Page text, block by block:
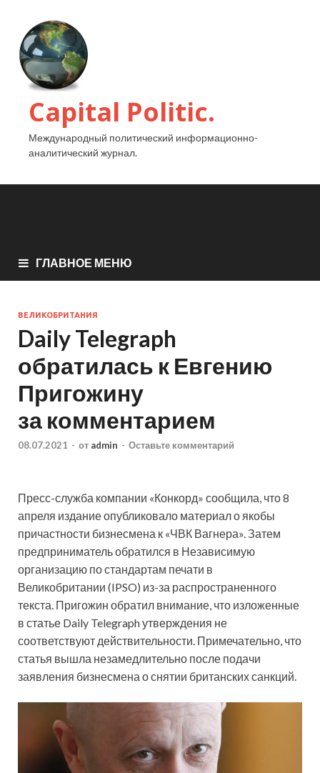
Capital Politic.
Международный политический информационно-
аналитический журнал.
ГЛАВНОЕ МЕНЮ
ВЕЛИКОБРИТАНИЯ
Daily Telegraph
обратилась к Евгению
Пригожину
за комментарием
08.07.2021 - от admin - Оставьте комментарий
Пресс-служба компании «Конкорд» сообщила, что 8
апреля издание опубликовало материал о якобы
причастности бизнесмена к «ЧВК Вагнера». Затем
предприниматель обратился в Независимую
организацию по стандартам печати в
Великобритании (IPSO) из-за распространенного
текста. Пригожин обратил внимание, что изложенные
в статье Daily Telegraph утверждения не
соответствуют действительности. Примечательно, что
статья вышла незамедлительно после подачи
заявления бизнесмена о снятии британских санкций.